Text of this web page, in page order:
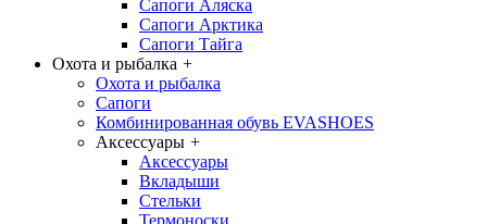
Сапоги Аляска
Сапоги Арктика
Сапоги Тайга
Охота и рыбалка +
Охота и рыбалка
Сапоги
Комбинированная обувь EVASHOES
Аксессуары +
Аксессуары
Вкладыши
Стельки
Термоноски